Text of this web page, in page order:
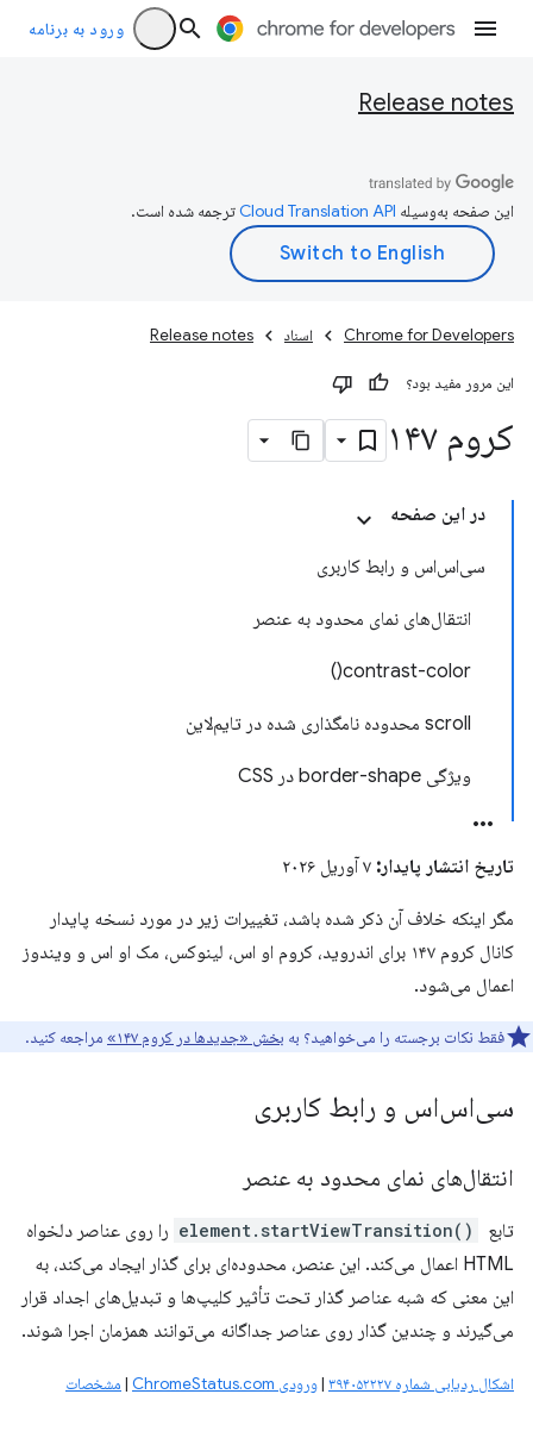
ورود به برنامه
Release notes
این صفحه به‌وسیله ترجمه شده است.
Chrome for Developers اسناد Release notes
این مرور مفید بود؟
کروم ۱۴۷
در این صفحه
سی‌اس‌اس و رابط کاربری
انتقال‌های نمای محدود به عنصر
contrast-color()
scroll محدوده نامگذاری شده در تایم‌لاین
ویژگی border-shape در CSS
تاریخ انتشار پایدار:
مگر اینکه خلاف آن ذکر شده باشد، تغییرات زیر در مورد نسخه پایدار
کانال کروم ۱۴۷ برای اندروید، کروم او اس، لینوکس، مک او اس و ویندوز
اعمال می‌شود.
فقط نکات برجسته را می‌خواهید؟ به بخش «جدیدها در کروم ۱۴۷» مراجعه کنید.
سی‌اس‌اس و رابط کاربری
انتقال‌های نمای محدود به عنصر
تابع element.startViewTransition() ‎ را روی عناصر دلخواه
HTML اعمال می‌کند. این عنصر، محدوده‌ای برای گذار ایجاد می‌کند، به
این معنی که شبه عناصر گذار تحت تأثیر کلیپ‌ها و تبدیل‌های اجداد قرار
می‌گیرند و چندین گذار روی عناصر جداگانه می‌توانند همزمان اجرا شوند.
اشکال ردیابی شماره ۳۹۴۰۵۲۲۲۷ |ورودی ChromeStatus.com | مشخصات